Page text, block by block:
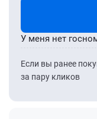
Если вы ранее
за пару кликов
У меня нет